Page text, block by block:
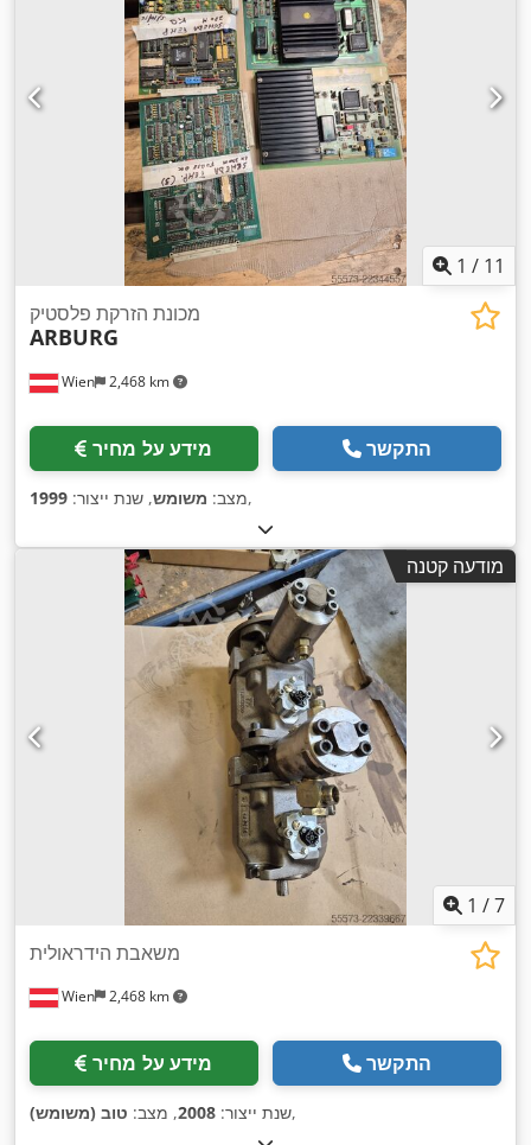
1 / 11
Wien 2,468 km
מכונת הזרקת פלסטיק
ARBURG
מידע על מחיר התקשר
מצב: משומש, שנת ייצור: 1999 ,
מודעה קטנה
1 /7
Wien 2,468 km
משאבת הידראולית
מידע על מחיר התקשר
שנת ייצור: 2008, מצב: טוב (משומש) ,